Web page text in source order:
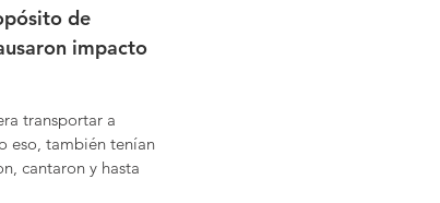
de
impacto
transportar a
eso, también tenían
cantaron y hasta